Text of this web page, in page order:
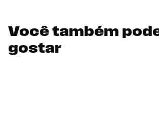
Você também
gostar